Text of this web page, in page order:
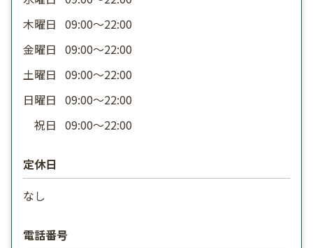
木曜日 09:00〜22:00
金曜日 09:00〜22:00
土曜日 09:00〜22:00
日曜日 09:00〜22:00
祝日 09:00〜22:00
定休日
なし
電話番号